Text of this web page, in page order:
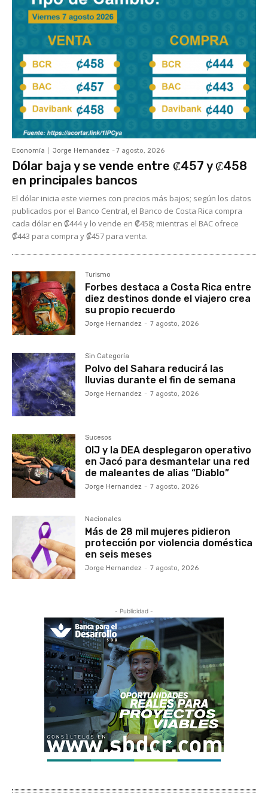
Economía Jorge Hernandez - 7 agosto, 2026
Dólar baja y se vende entre ₡457 y ₡458
en principales bancos
El dólar inicia este viernes con precios más bajos; según los datos
publicados por el Banco Central, el Banco de Costa Rica compra
cada dólar en ₡444 y lo vende en ₡458; mientras el BAC ofrece
₡443 para compra y ₡457 para venta.
Turismo
Forbes destaca a Costa Rica entre
diez destinos donde el viajero crea
su propio recuerdo
Jorge Hernandez - 7 agosto, 2026
Sin Categoría
Polvo del Sahara reducirá las
lluvias durante el fin de semana
Jorge Hernandez - 7 agosto, 2026
Sucesos
OIJ y la DEA desplegaron operativo
en Jacó para desmantelar una red
de maleantes de alias “Diablo”
Jorge Hernandez - 7 agosto, 2026
Nacionales
Más de 28 mil mujeres pidieron
protección por violencia doméstica
en seis meses
Jorge Hernandez - 7 agosto, 2026
- Publicidad -